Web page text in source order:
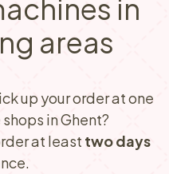
in
areas​
up your order at one
in Ghent?
at least two days